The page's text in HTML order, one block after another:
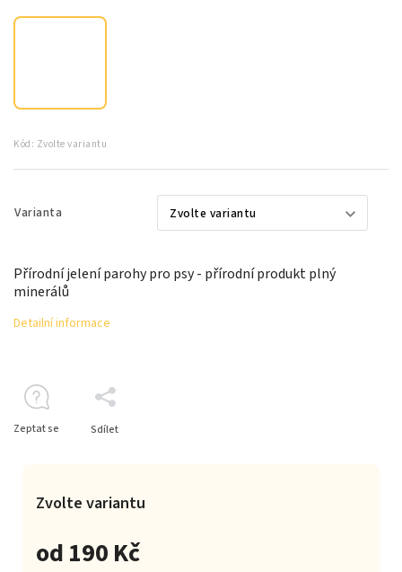
Kód: Zvolte variantu
Varianta
od 190 Kč
Zvolte variantu
Přírodní jelení parohy pro psy - přírodní produkt plný
minerálů
Detailní informace
Zeptat se Sdílet